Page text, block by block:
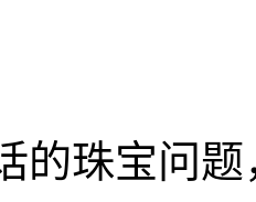
的珠宝问题